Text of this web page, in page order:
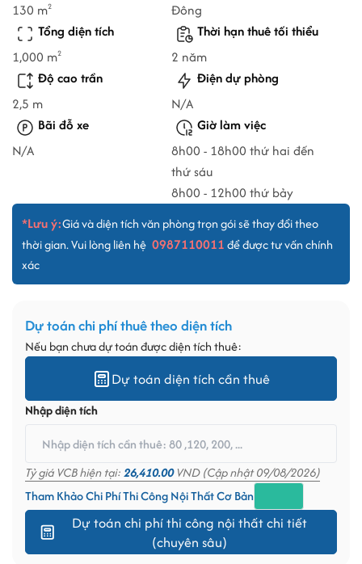
130 m2
Đông
Tổng diện tích
1,000 m2
Thời hạn thuê tối thiểu
2 năm
Độ cao trần
2,5 m
Điện dự phòng
N/A
Bãi đỗ xe
N/A
Giờ làm việc
8h00 - 18h00 thứ hai đến
thứ sáu
8h00 - 12h00 thứ bảy
*Lưu ý:Giá và diện tích văn phòng trọn gói sẽ thay đổi theo
thời gian. Vui lòng liên hệ 0987110011để được tư vấn chính
xác
Dự toán chi phí thuê theo diện tích
Nếu bạn chưa dự toán được diện tích thuê:
Dự toán diện tích cần thuê
Nhập diện tích
Tỷ giá VCB hiện tại:26,410.00VND (Cập nhật 09/08/2026)
Tham Khảo Chi Phí Thi Công Nội Thất Cơ Bản
Dự toán chi phí thi công nội thất chi tiết
(chuyên sâu)